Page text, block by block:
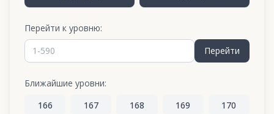
Перейти к уровню:
Перейти
Ближайшие уровни:
166
167 168 169 170